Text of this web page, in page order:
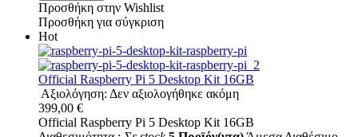
Προσθήκη στην Wishlist
Προσθήκη για σύγκριση
Hot
Official Raspberry Pi 5 Desktop Kit 16GB
Αξιολόγηση: Δεν αξιολογήθηκε ακόμη
399,00 €
Official Raspberry Pi 5 Desktop Kit 16GB